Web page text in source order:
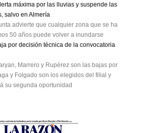
máxima por las lluvias y suspende las
salvo en Almería
advierte que cualquier zona que se ha
50 años puede volver a inundarse
por decisión técnica de la convocatoria
Marrero y Rupérez son las bajas por
y Folgado son los elegidos del filial y
su segunda oportunidad